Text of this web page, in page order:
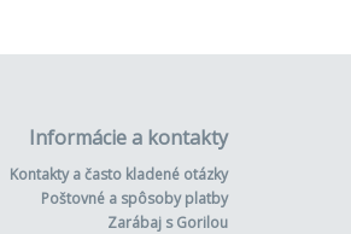
Informácie a kontakty
Kontakty a často kladené otázky
Poštovné a spôsoby platby
Zarábaj s Gorilou